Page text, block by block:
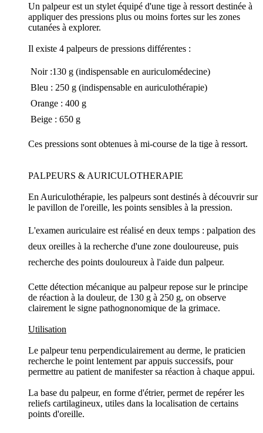
Un palpeur est un stylet équipé d'une tige à ressort destinée à
appliquer des pressions plus ou moins fortes sur les zones
cutanées à explorer.
Il existe 4 palpeurs de pressions différentes :
 Noir :130 g (indispensable en auriculomédecine)
 Bleu : 250 g (indispensable en auriculothérapie)
 Orange : 400 g
 Beige : 650 g
Ces pressions sont obtenues à mi-course de la tige à ressort.
PALPEURS & AURICULOTHERAPIE
En Auriculothérapie, les palpeurs sont destinés à découvrir sur
le pavillon de l'oreille, les points sensibles à la pression.
L'examen auriculaire est réalisé en deux temps : palpation des
deux oreilles à la recherche d'une zone douloureuse, puis
recherche des points douloureux à l'aide dun palpeur.
Cette détection mécanique au palpeur repose sur le principe
de réaction à la douleur, de 130 g à 250 g, on observe
clairement le signe pathognonomique de la grimace.
Utilisation
Le palpeur tenu perpendiculairement au derme, le praticien
recherche le point lentement par appuis successifs, pour
permettre au patient de manifester sa réaction à chaque appui.
La base du palpeur, en forme d'étrier, permet de repérer les
reliefs cartilagineux, utiles dans la localisation de certains
points d'oreille.